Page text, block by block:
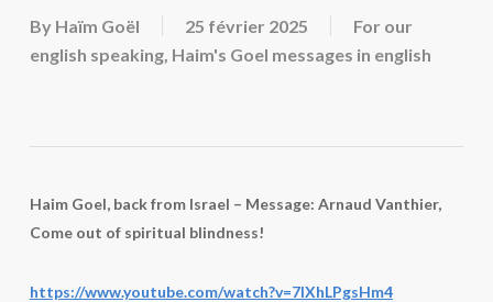
By Haïm Goël 25 février 2025
For our
english speaking, Haim's Goel messages in english
Haim Goel, back from Israel – Message: Arnaud Vanthier,
Come out of spiritual blindness!
https://www.youtube.com/watch?v=7IXhLPgsHm4